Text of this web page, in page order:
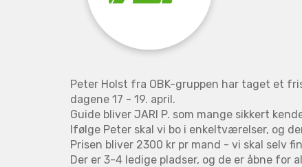
Peter Holst fra OBK-gruppen har taget et
dagene 17 - 19. april.
Guide bliver JARI P. som mange sikkert
Ifølge Peter skal vi bo i enkeltværelser, og
Prisen bliver 2300 kr pr mand - vi skal selv
Der er 3-4 ledige pladser, og de er åbne for